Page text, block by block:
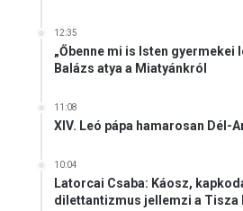
12:35
„Őbenne mi is Isten gyermekei
Balázs atya a Miatyánkról
11:08
XIV. Leó pápa hamarosan Dél-
10:04
Latorcai Csaba: Káosz,
dilettantizmus jellemzi a Tisza